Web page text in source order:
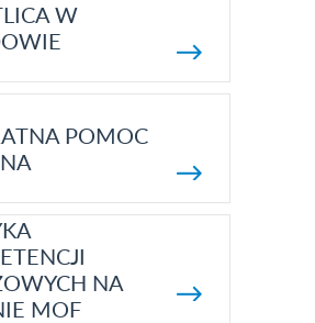
W
POMOC
NA
MOF